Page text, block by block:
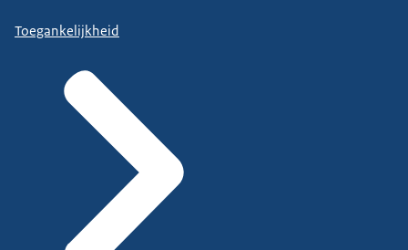
Toegankelijkheid